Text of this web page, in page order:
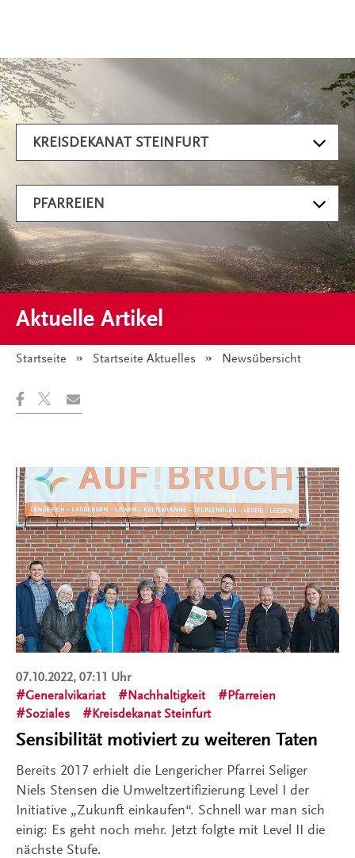
Aktuelle Artikel
Artikel filtern
KREISDEKANAT STEINFURT
PFARREIEN
Startseite Startseite Aktuelles Angezeigt:
Newsübersicht
07.10.2022, 07:11 Uhr
Generalvikariat
Nachhaltigkeit
Pfarreien
Soziales
Kreisdekanat Steinfurt
Sensibilität motiviert zu weiteren Taten
Bereits 2017 erhielt die Lengericher Pfarrei Seliger
Niels Stensen die Umweltzertifizierung Level I der
Initiative „Zukunft einkaufen“. Schnell war man sich
einig: Es geht noch mehr. Jetzt folgte mit Level II die
nächste Stufe.